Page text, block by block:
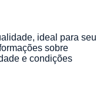
ideal para seu
sobre
e condições